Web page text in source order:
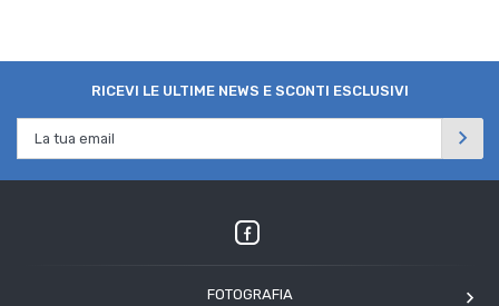
RICEVI LE ULTIME NEWS E SCONTI ESCLUSIVI
FOTOGRAFIA